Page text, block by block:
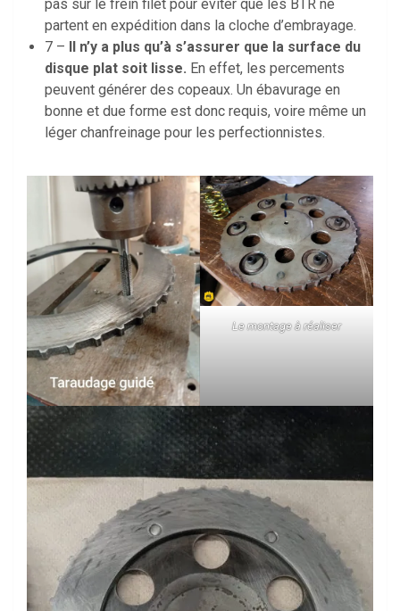
pas sur le frein filet pour éviter que les BTR ne
partent en expédition dans la cloche d’embrayage.
7 –
Il n’y a plus qu’à s’assurer que la surface du
disque plat soit lisse. En effet, les percements
peuvent générer des copeaux. Un ébavurage en
bonne et due forme est donc requis, voire même un
léger chanfreinage pour les perfectionnistes.
Le montage à réaliser